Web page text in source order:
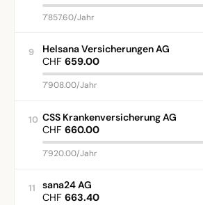
7'857.60/Jahr
9
Helsana Versicherungen AG
CHF 659.00
7'908.00/Jahr
10 CSS Krankenversicherung AG
CHF 660.00
7'920.00/Jahr
11
sana24 AG
CHF 663.40